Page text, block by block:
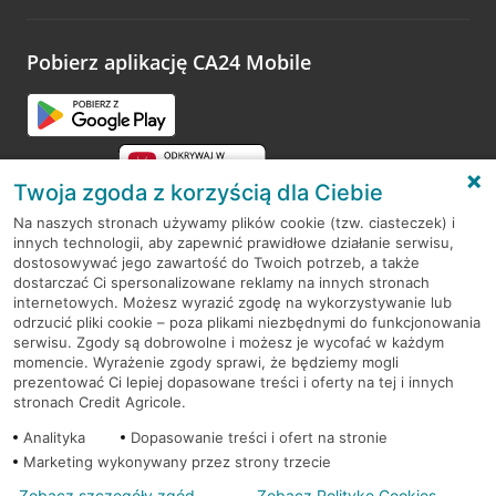
opinie.
Pobierz aplikację CA24 Mobile
RODO
Regulamin serwisu
Mapa serwisu
PolitykaCookies
Twoja zgoda z korzyścią dla Ciebie
Na naszych stronach używamy plików cookie (tzw. ciasteczek) i
innych technologii, aby zapewnić prawidłowe działanie serwisu,
dostosowywać jego zawartość do Twoich potrzeb, a także
dostarczać Ci spersonalizowane reklamy na innych stronach
internetowych. Możesz wyrazić zgodę na wykorzystywanie lub
odrzucić pliki cookie – poza plikami niezbędnymi do funkcjonowania
serwisu. Zgody są dobrowolne i możesz je wycofać w każdym
momencie. Wyrażenie zgody sprawi, że będziemy mogli
prezentować Ci lepiej dopasowane treści i oferty na tej i innych
stronach Credit Agricole.
Analityka
Dopasowanie treści i ofert na stronie
Marketing wykonywany przez strony trzecie